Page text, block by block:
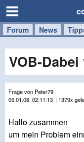
Forum News
Handy
Tablet
Windows
Mac
VOB-
Frage von Peter79
05.01.08, 02:11:13 | 1379x
Hallo zusammen
um mein Problem